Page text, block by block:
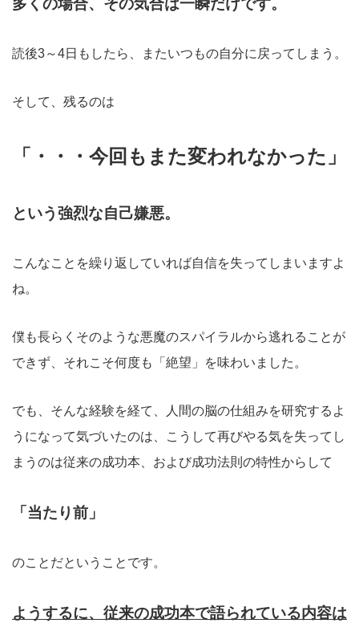
読後3～4日もしたら、またいつもの自分に戻ってしまう。
そして、残るのは
「・・・今回もまた変われなかった」
という強烈な自己嫌悪。
こんなことを繰り返していれば自信を失ってしまいますよ
ね。
僕も長らくそのような悪魔のスパイラルから逃れることが
できず、それこそ何度も「絶望」を味わいました。
でも、そんな経験を経て、人間の脳の仕組みを研究するよ
うになって気づいたのは、こうして再びやる気を失ってし
まうのは従来の成功本、および成功法則の特性からして
「当たり前」
のことだということです。
ようするに、従来の成功本で語られている内容は